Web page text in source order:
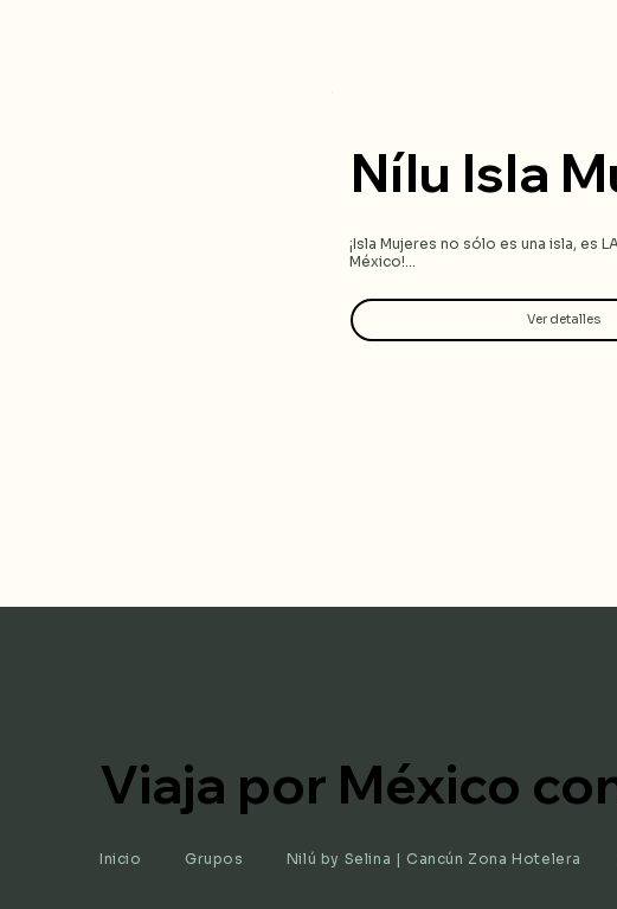
Nílu Isla
¡Isla Mujeres no sólo es una isla, es
México!
conocida como “Poc Na”, quien fue
América Latina!
Ver detalles
Viaja por México
Inicio Grupos Nilú by Selina | Cancún Zona Hotelera